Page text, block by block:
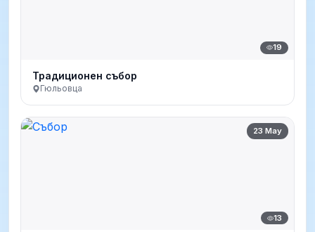
19
Традиционен събор
Гюльовца
23 May
13